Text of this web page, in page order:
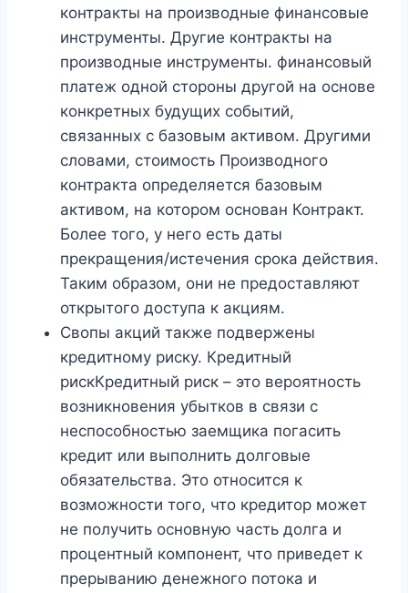
контракты на производные финансовые
инструменты. Другие контракты на
производные инструменты. финансовый
платеж одной стороны другой на основе
конкретных будущих событий,
связанных с базовым активом. Другими
словами, стоимость Производного
контракта определяется базовым
активом, на котором основан Контракт.
Более того, у него есть даты
прекращения/истечения срока действия.
Таким образом, они не предоставляют
открытого доступа к акциям.
Свопы акций также подвержены
кредитному риску. Кредитный
рискКредитный риск – это вероятность
возникновения убытков в связи с
неспособностью заемщика погасить
кредит или выполнить долговые
обязательства. Это относится к
возможности того, что кредитор может
не получить основную часть долга и
процентный компонент, что приведет к
прерыванию денежного потока и